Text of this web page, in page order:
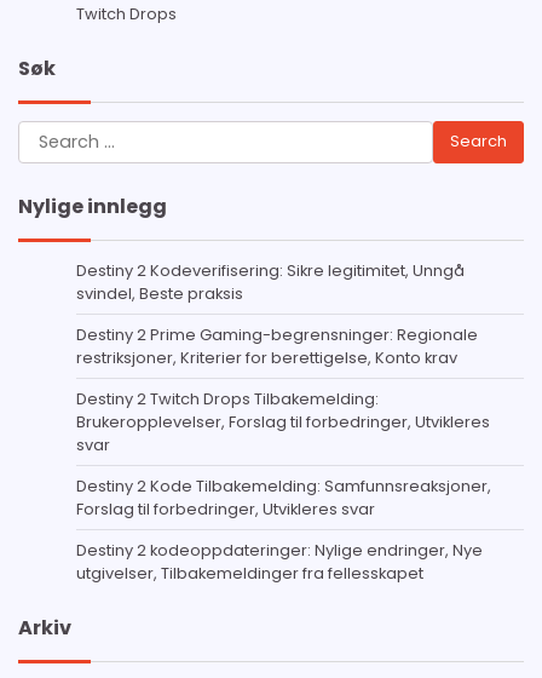
Twitch Drops
Søk
Search
for:
Nylige innlegg
Destiny 2 Kodeverifisering: Sikre legitimitet, Unngå
svindel, Beste praksis
Destiny 2 Prime Gaming-begrensninger: Regionale
restriksjoner, Kriterier for berettigelse, Konto krav
Destiny 2 Twitch Drops Tilbakemelding:
Brukeropplevelser, Forslag til forbedringer, Utvikleres
svar
Destiny 2 Kode Tilbakemelding: Samfunnsreaksjoner,
Forslag til forbedringer, Utvikleres svar
Destiny 2 kodeoppdateringer: Nylige endringer, Nye
utgivelser, Tilbakemeldinger fra fellesskapet
Arkiv